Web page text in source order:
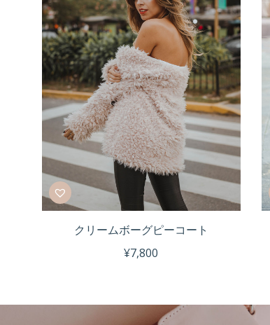
クリームボーグピーコート
¥7,800